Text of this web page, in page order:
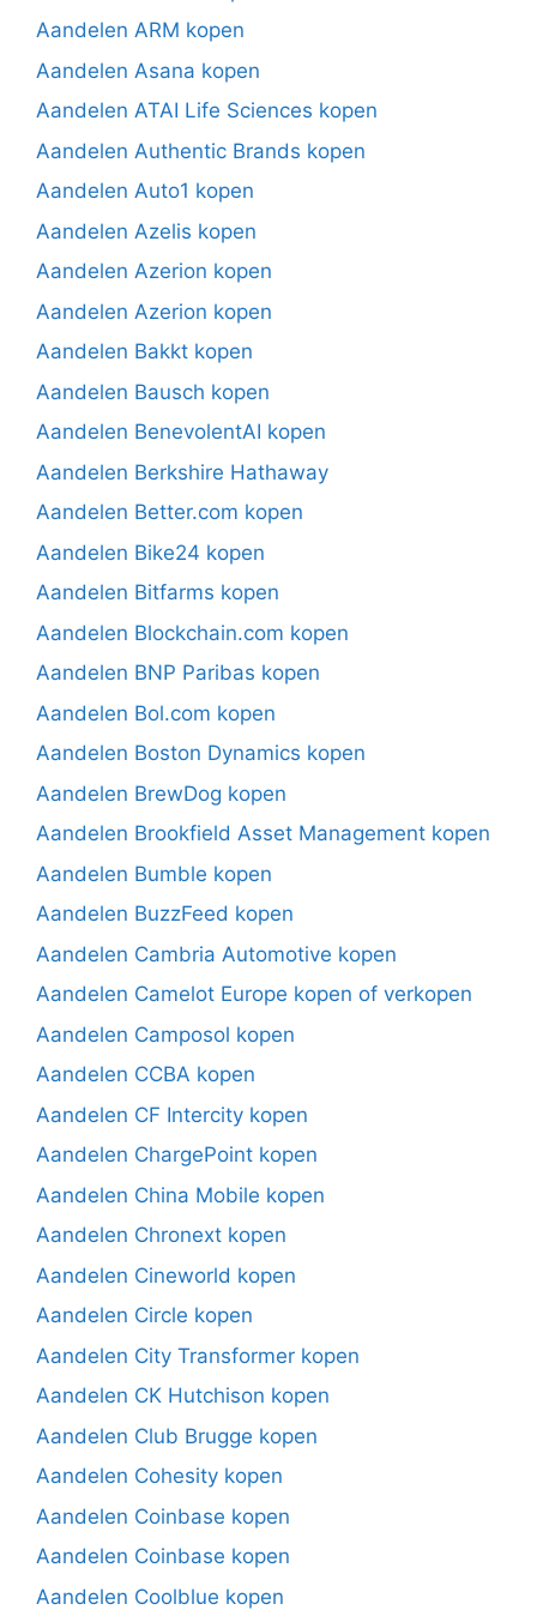
Aandelen ARM kopen
Aandelen Asana kopen
Aandelen ATAI Life Sciences kopen
Aandelen Authentic Brands kopen
Aandelen Auto1 kopen
Aandelen Azelis kopen
Aandelen Azerion kopen
Aandelen Azerion kopen
Aandelen Bakkt kopen
Aandelen Bausch kopen
Aandelen BenevolentAI kopen
Aandelen Berkshire Hathaway
Aandelen Better.com kopen
Aandelen Bike24 kopen
Aandelen Bitfarms kopen
Aandelen Blockchain.com kopen
Aandelen BNP Paribas kopen
Aandelen Bol.com kopen
Aandelen Boston Dynamics kopen
Aandelen BrewDog kopen
Aandelen Brookfield Asset Management kopen
Aandelen Bumble kopen
Aandelen BuzzFeed kopen
Aandelen Cambria Automotive kopen
Aandelen Camelot Europe kopen of verkopen
Aandelen Camposol kopen
Aandelen CCBA kopen
Aandelen CF Intercity kopen
Aandelen ChargePoint kopen
Aandelen China Mobile kopen
Aandelen Chronext kopen
Aandelen Cineworld kopen
Aandelen Circle kopen
Aandelen City Transformer kopen
Aandelen CK Hutchison kopen
Aandelen Club Brugge kopen
Aandelen Cohesity kopen
Aandelen Coinbase kopen
Aandelen Coinbase kopen
Aandelen Coolblue kopen